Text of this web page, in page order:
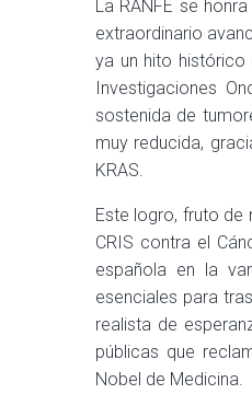
La RANFE se
extraordinario
ya un hito histórico
Investigaciones
sostenida de
muy reducida,
KRAS.
Este logro, fruto
CRIS contra el
española en la
esenciales para
realista de
públicas que
Nobel de Medicina.